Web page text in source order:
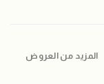
المزيد من العروض